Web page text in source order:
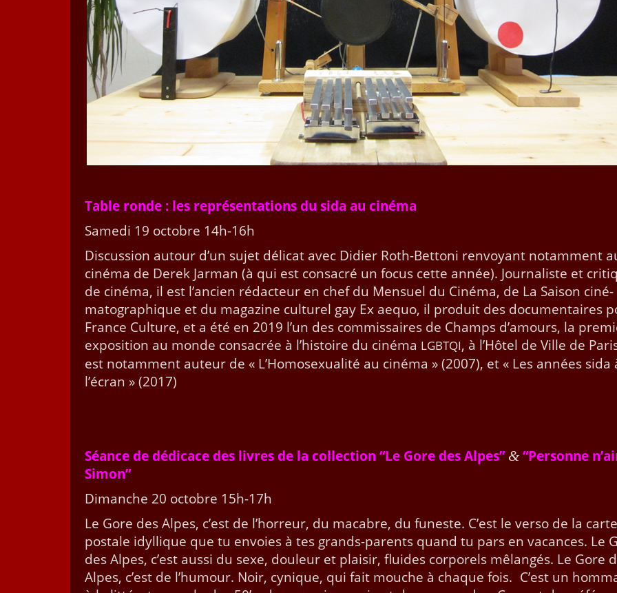
Table ronde : les représen­ta­tions du sida au cinéma
Same­di 19 octo­bre 14h-16h
Dis­cus­sion autour d’un sujet déli­cat avec Didi­er Roth-Bet­toni ren­voy­ant notam­ment
ciné­ma de Derek Jar­man (à qui est con­sacré un focus cette année). Jour­nal­iste et
de ciné­ma, il est l’ancien rédac­teur en chef du Men­su­el du Ciné­ma, de La Sai­son ciné­
matographique et du mag­a­zine cul­turel gay Ex aequo, il pro­duit des doc­u­men­taires
France Cul­ture, et a été en 2019 l’un des com­mis­saires de Champs d’amours, la
expo­si­tion au monde con­sacrée à l’his­toire du ciné­ma LGBTQI, à l’Hô­tel de Ville de
est notam­ment auteur de « L’Ho­mo­sex­u­al­ité au ciné­ma » (2007), et « Les années sida
l’écran » (2017)
Séance de dédi­cace des livres de la col­lec­tion “Le Gore des Alpes” &“Per­son­ne
Simon”
Dimanche 20 octo­bre 15h-17h
Le Gore des Alpes, c’est de l’horreur, du macabre, du funeste. C’est le ver­so de la carte
postale idyllique que tu envoies à tes grands-par­ents quand tu pars en vacances. Le
des Alpes, c’est aus­si du sexe, douleur et plaisir, flu­ides cor­porels mêlangés. Le Gore
Alpes, c’est de l’humour. Noir, cynique, qui fait mouche à chaque fois. C’est un